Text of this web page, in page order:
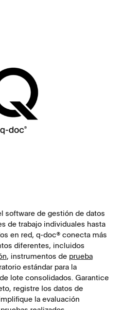
software de gestión de datos
de trabajo individuales hasta
en red, q-doc® conecta más
diferentes, incluidos
, instrumentos de prueba
estándar para la
lote consolidados. Garantice
registre los datos de
la evaluación